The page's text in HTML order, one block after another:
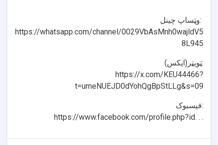
وټساپ چینل:
https://whatsapp.com/channel/0029VbAsMnh0wajldV5
8L945
ټویټر(ایکس):
https://x.com/KEU44466?
t=umeNUEJD0dYohQgBpStLLg&s=09
فیسبوک:
https://www.facebook.com/profile.php?id. . .